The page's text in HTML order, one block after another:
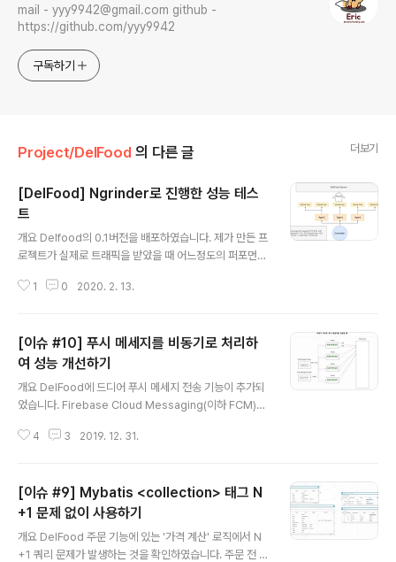
mail - yyy9942@gmail.com github -
https://github.com/yyy9942
구독하기
Project/DelFood 의 다른 글 더보기
[DelFood] Ngrinder로 진행한 성능 테스
트
개요 Delfood의 0.1버전을 배포하였습니다. 제가 만든 프
로젝트가 실제로 트래픽을 받았을 때 어느정도의 퍼포먼스
기는 Ngrinder입니다. 정석 대로라면 직접 Tomcat에 설
der의 부하 발생 구조 Ngrinder는 크게 Controller, Ag
ent 두 가지로 구성되어 있습니다. 실제 트래픽은 Agent
에서 발생시키고 그 Agent를 Controller에서 관리합니
다. 그림으로 보면 다음과 같이 볼 수 있겠네요. 스크립트
작성 과정 Ngrinder에서 부하를 발생시키기 위해서는 Gr
oovy Script 작성이 필요합니다. 회원..
1 0 2020. 2. 13.
[이슈 #10] 푸시 메세지를 비동기로 처리하
여 성능 개선하기
개요 DelFood에 드디어 푸시 메세지 전송 기능이 추가되
었습니다. Firebase Cloud Messaging(이하 FCM)을
제작하였습니다. 여러 사용자에게 순차적으로 푸시 메세지
용자들에게도 일괄적으로 전송할 수 있습니다. 당장 구현
을 할 때는 몰랐지만 구현을 다 마치고 곰곰히 코드를 보며
생각해 보니 의문점이 떠올랐습니다. '푸시메세지를 보낼
사용자가 엄청 많아지면 어떻게 되는거지?' 라는 생각이 들
4 3 2019. 12. 31.
[이슈 #9] Mybatis <collection> 태그 N
+1 문제 없이 사용하기
개요 DelFood 주문 기능에 있는 '가격 계산' 로직에서 N
+1 쿼리 문제가 발생하는 것을 확인하였습니다. 주문 전 가